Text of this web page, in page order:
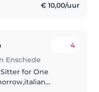
€ 10,00/uur
Enschede
4
for One